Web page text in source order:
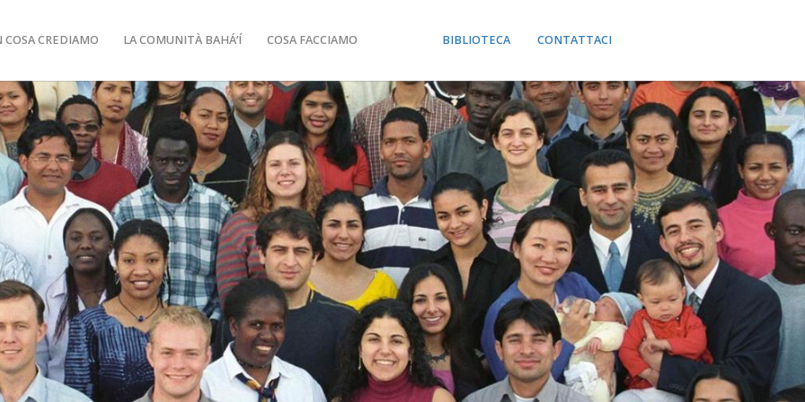
BIBLIOTECA CONTATTACI
COSA CREDIAMO LA COMUNITÀ BAHÁ’Í COSA FACCIAMO